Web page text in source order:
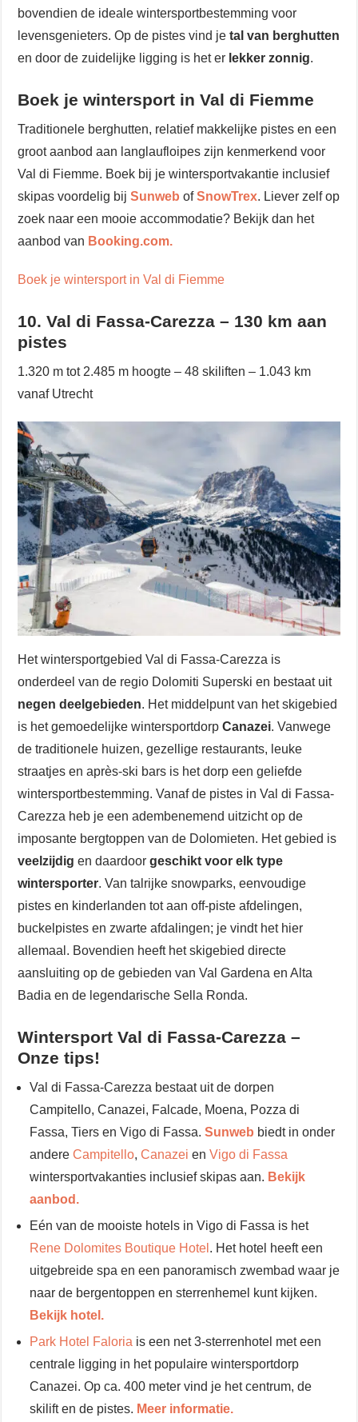
bovendien de ideale wintersportbestemming voor
levensgenieters. Op de pistes vind jetal van berghutten
en door de zuidelijke ligging is het er lekker zonnig.
Boek je wintersport in Val di Fiemme
Traditionele berghutten, relatief makkelijke pistes en een
groot aanbod aan langlaufloipes zijn kenmerkend voor
Val di Fiemme. Boek bij je wintersportvakantie inclusief
skipas voordelig bijSunweb ofSnowTrex. Liever zelf op
zoek naar een mooie accommodatie? Bekijk dan het
aanbod van Booking.com.
Boek je wintersport in Val di Fiemme
10. Val di Fassa-Carezza – 130 km aan
pistes
1.320 m tot 2.485 m hoogte – 48 skiliften – 1.043 km
vanaf Utrecht
Het wintersportgebied Val di Fassa-Carezza is
onderdeel van de regio Dolomiti Superski en bestaat uit
negen deelgebieden. Het middelpunt van het skigebied
is het gemoedelijke wintersportdorpCanazei. Vanwege
de traditionele huizen, gezellige restaurants, leuke
straatjes en après-ski bars is het dorp een geliefde
wintersportbestemming. Vanaf de pistes in Val di Fassa-
Carezza heb je een adembenemend uitzicht op de
imposante bergtoppen van de Dolomieten. Het gebied is
veelzijdigen daardoorgeschikt voor elk type
wintersporter. Van talrijke snowparks, eenvoudige
pistes en kinderlanden tot aan off-piste afdelingen,
buckelpistes en zwarte afdalingen; je vindt het hier
allemaal. Bovendien heeft het skigebied directe
aansluiting op de gebieden van Val Gardena en Alta
Badia en de legendarische Sella Ronda.
Wintersport Val di Fassa-Carezza –
Onze tips!
Val di Fassa-Carezza bestaat uit de dorpen
Campitello, Canazei, Falcade, Moena, Pozza di
Fassa, Tiers en Vigo di Fassa.Sunweb biedt in onder
andereCampitello,Canazei enVigo di Fassa
wintersportvakanties inclusief skipas aan. Bekijk
aanbod.
Eén van de mooiste hotels in Vigo di Fassa is het
Rene Dolomites Boutique Hotel . Het hotel heeft een
uitgebreide spa en een panoramisch zwembad waar je
naar de bergentoppen en sterrenhemel kunt kijken.
Bekijk hotel.
Park Hotel Faloria is een net 3-sterrenhotel met een
centrale ligging in het populaire wintersportdorp
Canazei. Op ca. 400 meter vind je het centrum, de
skilift en de pistes. Meer informatie.